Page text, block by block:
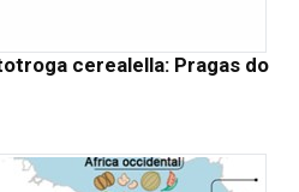
cerealella: Pragas do